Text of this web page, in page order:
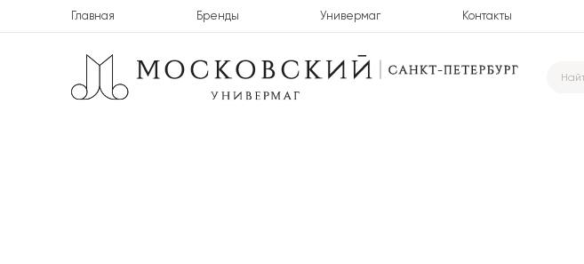
Главная Бренды Универмаг Контакты